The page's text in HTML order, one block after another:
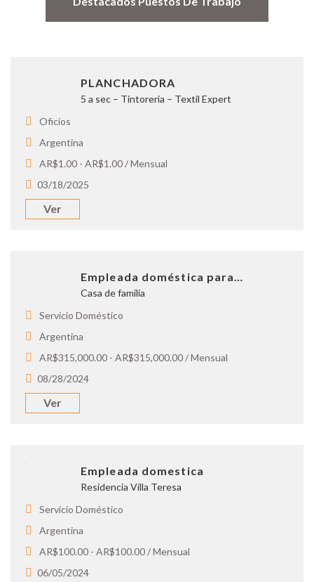
PLANCHADORA
5 a sec – Tintoreria – Textil Expert
Oficios
Argentina
AR$1.00 - AR$1.00 / Mensual
03/18/2025
Ver
Empleada doméstica para…
Casa de familia
Servicio Doméstico
Argentina
AR$315,000.00 - AR$315,000.00 / Mensual
08/28/2024
Ver
Empleada domestica
Residencia Villa Teresa
Servicio Doméstico
Argentina
AR$100.00 - AR$100.00 / Mensual
06/05/2024